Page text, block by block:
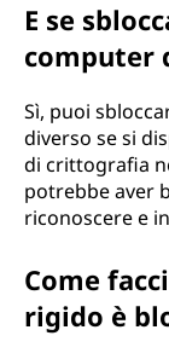
E se
computer
Sì, puoi
diverso se si
di crittografia
potrebbe aver
riconoscere e
Come
rigido è